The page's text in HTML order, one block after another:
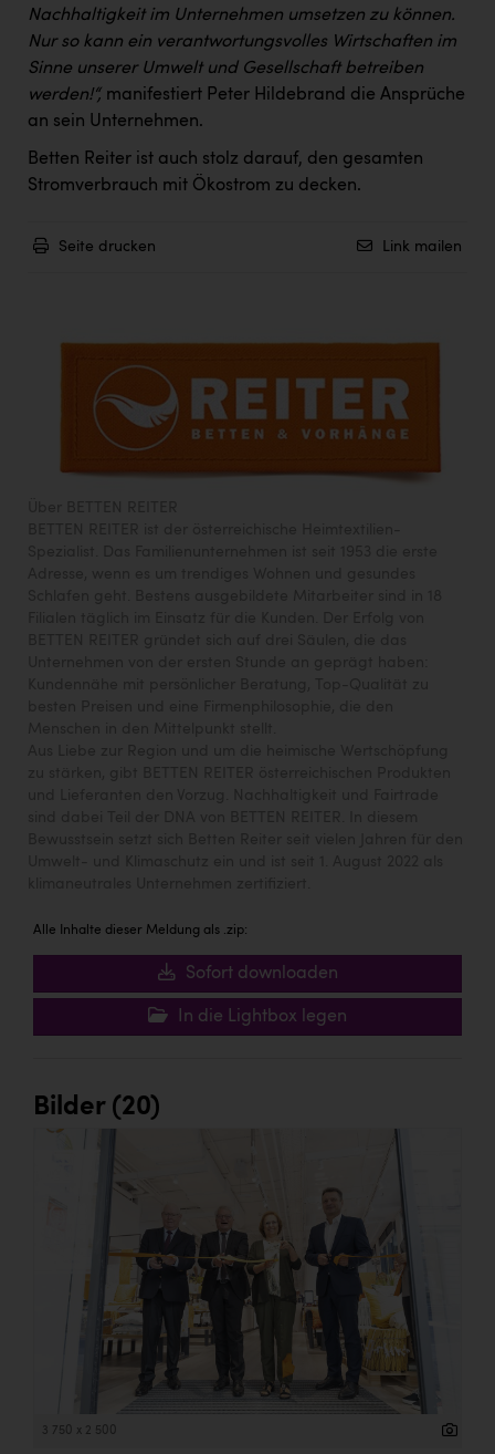
Nachhaltigkeit im Unternehmen umsetzen zu können.
Nur so kann ein verantwortungsvolles Wirtschaften im
Sinne unserer Umwelt und Gesellschaft betreiben
werden!“, manifestiert Peter Hildebrand die Ansprüche
an sein Unternehmen.
Betten Reiter ist auch stolz darauf, den gesamten
Stromverbrauch mit Ökostrom zu decken.
Seite drucken Link mailen
Alle Inhalte dieser Meldung als .zip:
Sofort downloaden
In die Lightbox legen
Bilder (20)
3 750 x 2 500